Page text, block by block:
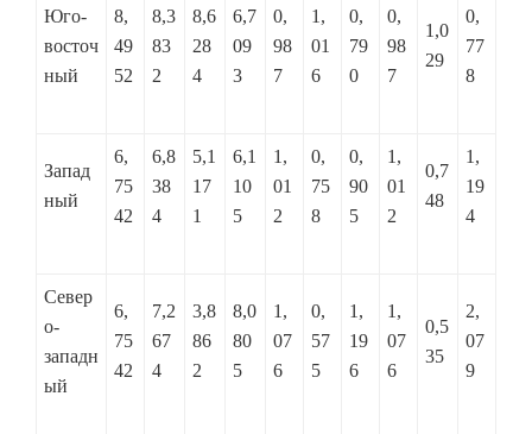
Юго-
восточ
ный
8,
49
52
8,3
83
2
8,6
28
4
6,7
09
3
0,
98
7
1,
01
6
0,
79
0
0,
98
7
1,0
29
0,
77
8
Запад
ный
6,
75
42
6,8
38
4
5,1
17
1
6,1
10
5
1,
01
2
0,
75
8
0,
90
5
1,
01
2
0,7
48
1,
19
4
Север
о-
западн
ый
6,
75
42
7,2
67
4
3,8
86
2
8,0
80
5
1,
07
6
0,
57
5
1,
19
6
1,
07
6
0,5
35
2,
07
9